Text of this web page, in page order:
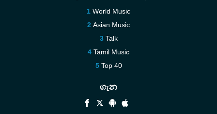
World Music
Asian Music
Talk
Tamil Music
Top 40
ගැන